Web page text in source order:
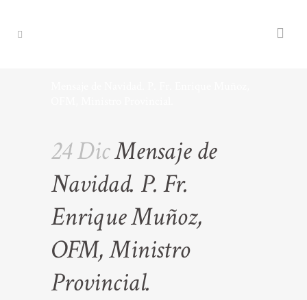
24 DicMensaje de
Navidad. P. Fr.
Enrique Muñoz,
OFM, Ministro
Provincial.